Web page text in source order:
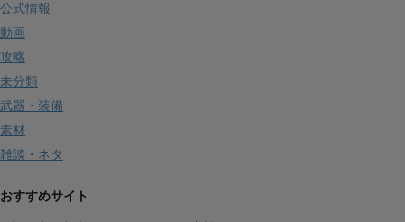
公式情報
動画
攻略
未分類
武器・装備
素材
雑談・ネタ
おすすめサイト